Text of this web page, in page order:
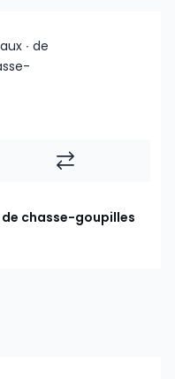
de chasse-goupilles